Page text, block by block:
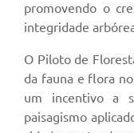
Junta Militar
Ouvidoria Municipal
promovendo o
integridade
O Piloto de
da fauna e flora
um incentivo a
paisagismo